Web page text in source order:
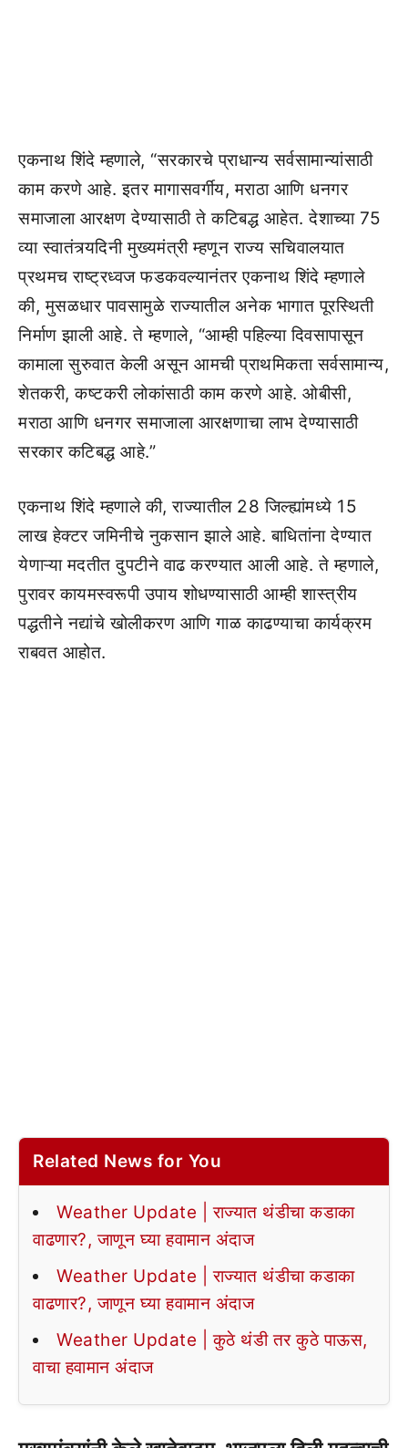
एकनाथ शिंदे म्हणाले, “सरकारचे प्राधान्य सर्वसामान्यांसाठी
काम करणे आहे. इतर मागासवर्गीय, मराठा आणि धनगर
समाजाला आरक्षण देण्यासाठी ते कटिबद्ध आहेत. देशाच्या 75
व्या स्वातंत्र्यदिनी मुख्यमंत्री म्हणून राज्य सचिवालयात
प्रथमच राष्ट्रध्वज फडकवल्यानंतर एकनाथ शिंदे म्हणाले
की, मुसळधार पावसामुळे राज्यातील अनेक भागात पूरस्थिती
निर्माण झाली आहे. ते म्हणाले, “आम्ही पहिल्या दिवसापासून
कामाला सुरुवात केली असून आमची प्राथमिकता सर्वसामान्य,
शेतकरी, कष्टकरी लोकांसाठी काम करणे आहे. ओबीसी,
मराठा आणि धनगर समाजाला आरक्षणाचा लाभ देण्यासाठी
सरकार कटिबद्ध आहे.”
एकनाथ शिंदे म्हणाले की, राज्यातील 28 जिल्ह्यांमध्ये 15
लाख हेक्टर जमिनीचे नुकसान झाले आहे. बाधितांना देण्यात
येणाऱ्या मदतीत दुपटीने वाढ करण्यात आली आहे. ते म्हणाले,
पुरावर कायमस्वरूपी उपाय शोधण्यासाठी आम्ही शास्त्रीय
पद्धतीने नद्यांचे खोलीकरण आणि गाळ काढण्याचा कार्यक्रम
राबवत आहोत.
Related News for You
Weather Update | राज्यात थंडीचा कडाका
वाढणार?, जाणून घ्या हवामान अंदाज
Weather Update | राज्यात थंडीचा कडाका
वाढणार?, जाणून घ्या हवामान अंदाज
Weather Update | कुठे थंडी तर कुठे पाऊस,
वाचा हवामान अंदाज